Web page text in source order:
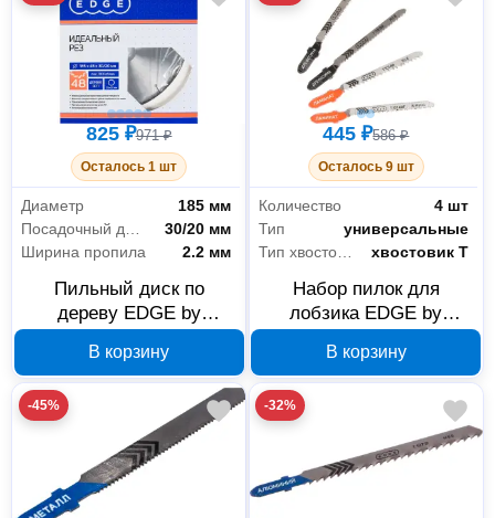
Расходные материалы
Для инструмента
825 ₽971 ₽
Осталось 1 шт
Диаметр
185 мм
Посадочный диаметр
30/20 мм
Ширина пропила
2.2 мм
Пильный диск по
дереву EDGE by
зубьев 810010037
В корзину
445 ₽586 ₽
Осталось 9 шт
Количество
4 шт
Тип
универсальные
Тип хвостовика
хвостовик Т
Набор пилок для
лобзика EDGE by
В корзину
-45% -32%